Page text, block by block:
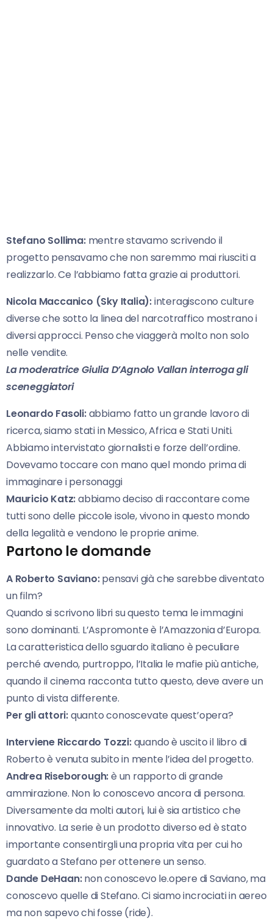
Stefano Sollima:mentre stavamo scrivendo il
progetto pensavamo che non saremmo mai riusciti a
realizzarlo. Ce l’abbiamo fatta grazie ai produttori.
Nicola Maccanico (Sky Italia):interagiscono culture
diverse che sotto la linea del narcotraffico mostrano i
diversi approcci. Penso che viaggerà molto non solo
nelle vendite.
La moderatrice Giulia D’Agnolo Vallan interroga gli
sceneggiatori
Leonardo Fasoli:abbiamo fatto un grande lavoro di
ricerca, siamo stati in Messico, Africa e Stati Uniti.
Abbiamo intervistato giornalisti e forze dell’ordine.
Dovevamo toccare con mano quel mondo prima di
immaginare i personaggi
Mauricio Katz:abbiamo deciso di raccontare come
tutti sono delle piccole isole, vivono in questo mondo
della legalità e vendono le proprie anime.
Partono le domande
A Roberto Saviano:pensavi già che sarebbe diventato
un film?
Quando si scrivono libri su questo tema le immagini
sono dominanti. L’Aspromonte è l’Amazzonia d’Europa.
La caratteristica dello sguardo italiano è peculiare
perché avendo, purtroppo, l’Italia le mafie più antiche,
quando il cinema racconta tutto questo, deve avere un
punto di vista differente.
Per gli attori:quanto conoscevate quest’opera?
Interviene Riccardo Tozzi:quando è uscito il libro di
Roberto è venuta subito in mente l’idea del progetto.
Andrea Riseborough:è un rapporto di grande
ammirazione. Non lo conoscevo ancora di persona.
Diversamente da molti autori, lui è sia artistico che
innovativo. La serie è un prodotto diverso ed è stato
importante consentirgli una propria vita per cui ho
guardato a Stefano per ottenere un senso.
Dande DeHaan:non conoscevo le.opere di Saviano, ma
conoscevo quelle di Stefano. Ci siamo incrociati in aereo
ma non sapevo chi fosse (ride).